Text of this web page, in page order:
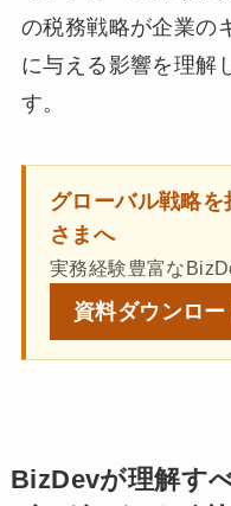
の税務戦略が企業の
に与える影響を理解
す。
グローバル戦略
さまへ
実務経験豊富な
資料ダウンロー
BizDevが理解す